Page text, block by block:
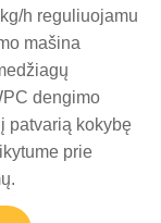
h reguliuojamu
mašina
dengimo
patvarią kokybę
prie